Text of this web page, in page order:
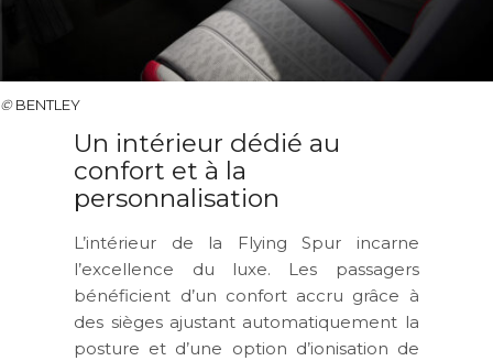
©BENTLEY
Un intérieur dédié au
confort et à la
personnalisation
L’intérieur de la Flying Spur incarne
l’excellence du luxe. Les passagers
bénéficient d’un confort accru grâce à
des sièges ajustant automatiquement la
posture et d’une option d’ionisation de